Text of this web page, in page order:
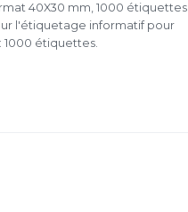
40X30 mm, 1000 étiquettes
l'étiquetage informatif pour
vie est limitée. Quantité : 1000 étiquettes.